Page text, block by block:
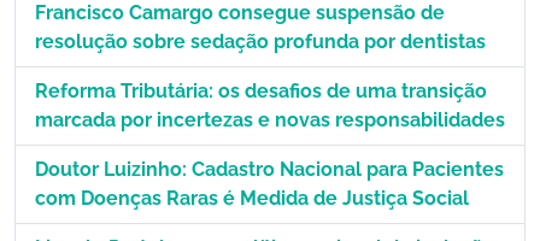
Francisco Camargo consegue suspensão de
resolução sobre sedação profunda por dentistas
Reforma Tributária: os desafios de uma transição
marcada por incertezas e novas responsabilidades
Doutor Luizinho: Cadastro Nacional para Pacientes
com Doenças Raras é Medida de Justiça Social